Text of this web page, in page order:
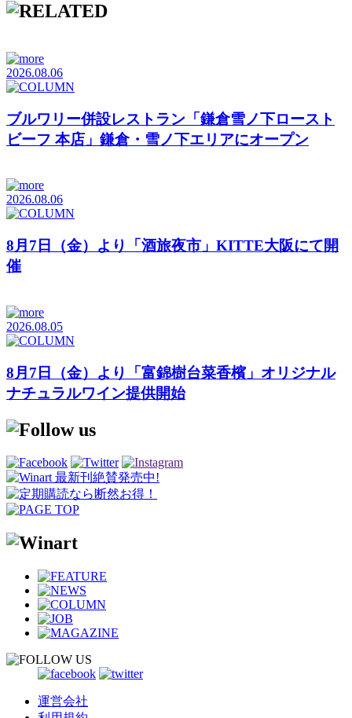
2026.08.06
ブルワリー併設レストラン「鎌倉雪ノ下ロースト
ビーフ 本店」鎌倉・雪ノ下エリアにオープン
2026.08.06
8月7日（金）より「酒旅夜市」KITTE大阪にて開
催
2026.08.05
8月7日（金）より「富錦樹台菜香檳」オリジナル
ナチュラルワイン提供開始
運営会社